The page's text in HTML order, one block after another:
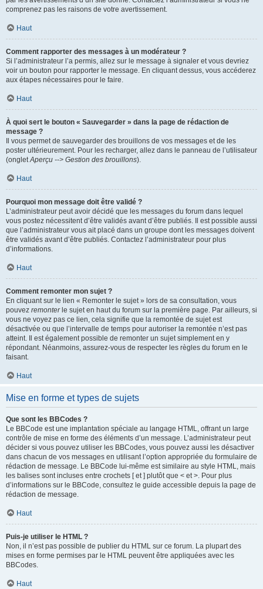
comprenez pas les raisons de votre avertissement.
Haut
Comment rapporter des messages à un modérateur ?
Si l’administrateur l’a permis, allez sur le message à signaler et vous devriez
voir un bouton pour rapporter le message. En cliquant dessus, vous accéderez
aux étapes nécessaires pour le faire.
Haut
À quoi sert le bouton « Sauvegarder » dans la page de rédaction de
message ?
Il vous permet de sauvegarder des brouillons de vos messages et de les
poster ultérieurement. Pour les recharger, allez dans le panneau de l’utilisateur
(ongletAperçu --> Gestion des brouillons).
Haut
Pourquoi mon message doit être validé ?
L’administrateur peut avoir décidé que les messages du forum dans lequel
vous postez nécessitent d’être validés avant d’être publiés. Il est possible aussi
que l’administrateur vous ait placé dans un groupe dont les messages doivent
être validés avant d’être publiés. Contactez l’administrateur pour plus
d’informations.
Haut
Comment remonter mon sujet ?
En cliquant sur le lien « Remonter le sujet » lors de sa consultation, vous
pouvez remonterle sujet en haut du forum sur la première page. Par ailleurs, si
vous ne voyez pas ce lien, cela signifie que la remontée de sujet est
désactivée ou que l’intervalle de temps pour autoriser la remontée n’est pas
atteint. Il est également possible de remonter un sujet simplement en y
répondant. Néanmoins, assurez-vous de respecter les règles du forum en le
faisant.
Haut
Mise en forme et types de sujets
Que sont les BBCodes ?
Le BBCode est une implantation spéciale au langage HTML, offrant un large
contrôle de mise en forme des éléments d’un message. L’administrateur peut
décider si vous pouvez utiliser les BBCodes, vous pouvez aussi les désactiver
dans chacun de vos messages en utilisant l’option appropriée du formulaire de
rédaction de message. Le BBCode lui-même est similaire au style HTML, mais
les balises sont incluses entre crochets [ et ] plutôt que < et >. Pour plus
d’informations sur le BBCode, consultez le guide accessible depuis la page de
rédaction de message.
Haut
Puis-je utiliser le HTML ?
Non, il n’est pas possible de publier du HTML sur ce forum. La plupart des
mises en forme permises par le HTML peuvent être appliquées avec les
BBCodes.
Haut